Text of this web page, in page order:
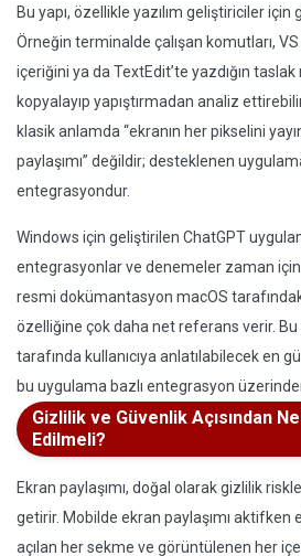
Bu yapı, özellikle yazılım geliştiriciler
Örneğin terminalde çalışan komutları,
içeriğini ya da TextEdit’te yazdığın
kopyalayıp yapıştırmadan analiz
klasik anlamda “ekranın her pikselini
paylaşımı” değildir; desteklenen
entegrasyondur.
Windows için geliştirilen ChatGPT
entegrasyonlar ve denemeler zaman
resmi dokümantasyon macOS
özelliğine çok daha net referans verir.
tarafında kullanıcıya anlatılabilecek en
bu uygulama bazlı entegrasyon
Gizlilik ve Güvenlik Açısından
Edilmeli?
Ekran paylaşımı, doğal olarak gizlilik
getirir. Mobilde ekran paylaşımı aktifken
açılan her sekme ve görüntülenen her